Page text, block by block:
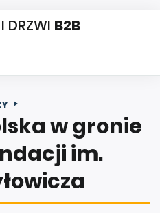
DRZWI B2B
w gronie
im.